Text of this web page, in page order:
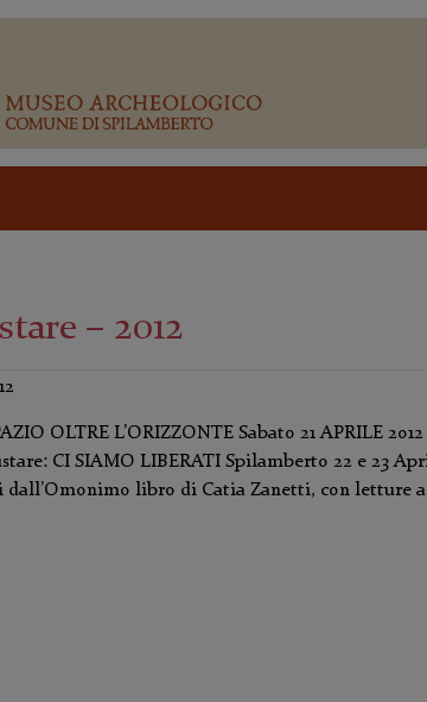
– 2012
OLTRE L’ORIZZONTE Sabato 21 APRILE
CI SIAMO LIBERATI Spilamberto 22 e 23
libro di Catia Zanetti, con letture a